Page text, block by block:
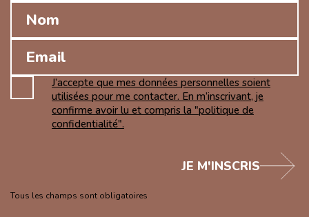
J’accepte que mes données personnelles soient
utilisées pour me contacter. En m’inscrivant, je
confirme avoir lu et compris la "politique de
confidentialité".
Tous les champs sont obligatoires
JE M'INSCRIS